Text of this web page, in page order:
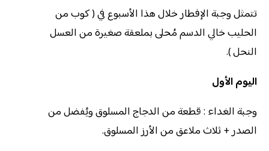
تتمثل وجبة الإفطار خلال هذا الأسبوع في ( كوب من
الحليب خالي الدسم مُحلى بملعقة صغيرة من العسل
النحل ).
اليوم الأول
وجبة الغداء : قطعة من الدجاج المسلوق ويُفضل من
الصدر + ثلاث ملاعق من الأرز المسلوق.